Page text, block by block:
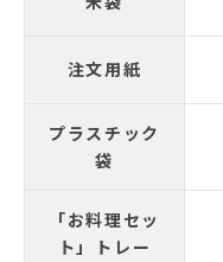
注文用紙
プラスチック
袋
「お料理セッ
ト」トレー